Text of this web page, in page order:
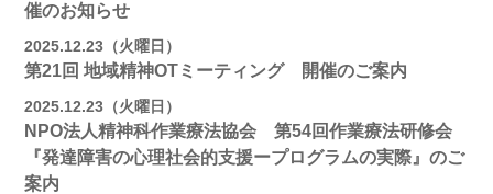
催のお知らせ
2025.12.23（火曜日）
第21回 地域精神OTミーティング 開催のご案内
2025.12.23（火曜日）
NPO法人精神科作業療法協会 第54回作業療法研修会
『発達障害の心理社会的支援ープログラムの実際』のご
案内